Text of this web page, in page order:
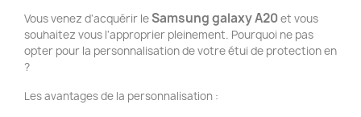
Vous venez d'acquérir leSamsung galaxy A20et vous
souhaitez vous l'approprier pleinement. Pourquoi ne pas
opter pour la personnalisation de votre étui de protection en
?
Les avantages de la personnalisation :